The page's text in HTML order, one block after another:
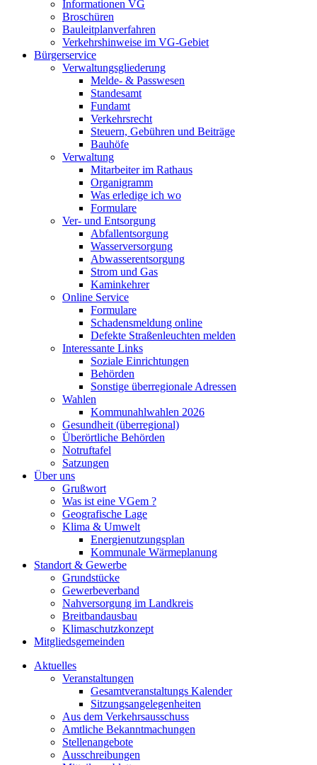
Informationen VG
Broschüren
Bauleitplanverfahren
Verkehrshinweise im VG-Gebiet
Bürgerservice
Verwaltungsgliederung
Melde- & Passwesen
Standesamt
Fundamt
Verkehrsrecht
Steuern, Gebühren und Beiträge
Bauhöfe
Verwaltung
Mitarbeiter im Rathaus
Organigramm
Was erledige ich wo
Formulare
Ver- und Entsorgung
Abfallentsorgung
Wasserversorgung
Abwasserentsorgung
Strom und Gas
Kaminkehrer
Online Service
Formulare
Schadensmeldung online
Defekte Straßenleuchten melden
Interessante Links
Soziale Einrichtungen
Behörden
Sonstige überregionale Adressen
Wahlen
Kommunahlwahlen 2026
Gesundheit (überregional)
Überörtliche Behörden
Notruftafel
Satzungen
Über uns
Grußwort
Was ist eine VGem ?
Geografische Lage
Klima & Umwelt
Energienutzungsplan
Kommunale Wärmeplanung
Standort & Gewerbe
Grundstücke
Gewerbeverband
Nahversorgung im Landkreis
Breitbandausbau
Klimaschutzkonzept
Mitgliedsgemeinden
Aktuelles
Veranstaltungen
Gesamtveranstaltungs Kalender
Sitzungsangelegenheiten
Aus dem Verkehrsausschuss
Amtliche Bekanntmachungen
Stellenangebote
Ausschreibungen